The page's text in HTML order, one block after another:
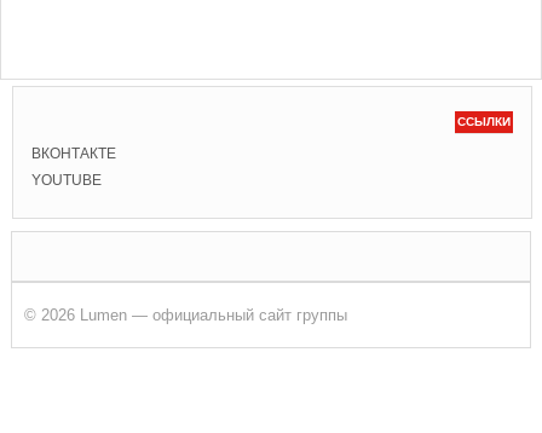
ССЫЛКИ
ВКОНТАКТЕ
YOUTUBE
© 2026 Lumen — официальный сайт группы